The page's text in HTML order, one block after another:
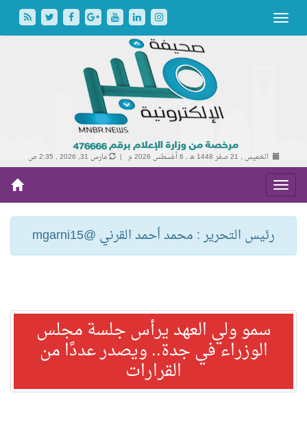
الخميس , 21 صفر 1448 هـ , 6 أغسطس 2026 م | مارس 31, 2026 , 2:35 ص
رئيس التحرير : محمد أحمد القرني @mgarni15
سمو ولي العهد يرأس جلسة مجلس
الوزراء في جدة.. ويصدر عددًا من
القرارات